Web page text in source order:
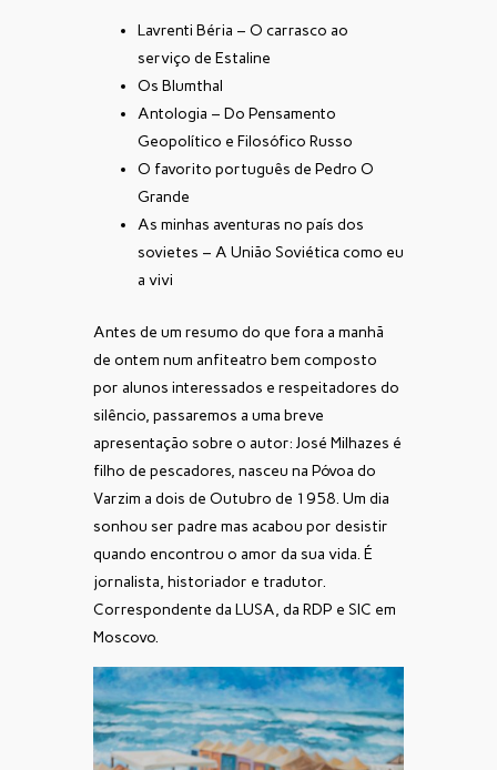
Lavrenti Béria – O carrasco ao
serviço de Estaline
Os Blumthal
Antologia – Do Pensamento
Geopolítico e Filosófico Russo
O favorito português de Pedro O
Grande
As minhas aventuras no país dos
sovietes – A União Soviética como eu
a vivi
Antes de um resumo do que fora a manhã
de ontem num anfiteatro bem composto
por alunos interessados e respeitadores do
silêncio, passaremos a uma breve
apresentação sobre o autor: José Milhazes é
filho de pescadores, nasceu na Póvoa do
Varzim a dois de Outubro de 1958. Um dia
sonhou ser padre mas acabou por desistir
quando encontrou o amor da sua vida. É
jornalista, historiador e tradutor.
Correspondente da LUSA, da RDP e SIC em
Moscovo.